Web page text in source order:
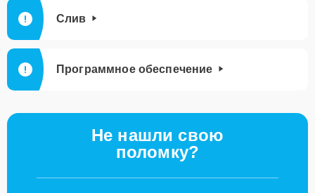
Слив
Программное обеспечение
Не нашли свою
поломку?